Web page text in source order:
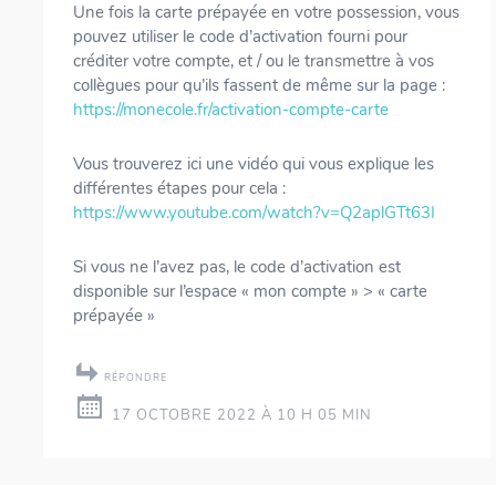
Une fois la carte prépayée en votre possession, vous
pouvez utiliser le code d’activation fourni pour
créditer votre compte, et / ou le transmettre à vos
collègues pour qu’ils fassent de même sur la page :
https://monecole.fr/activation-compte-carte
Vous trouverez ici une vidéo qui vous explique les
différentes étapes pour cela :
https://www.youtube.com/watch?v=Q2aplGTt63I
Si vous ne l’avez pas, le code d’activation est
disponible sur l’espace « mon compte » > « carte
prépayée »
RÉPONDRE
17 OCTOBRE 2022 À 10 H 05 MIN